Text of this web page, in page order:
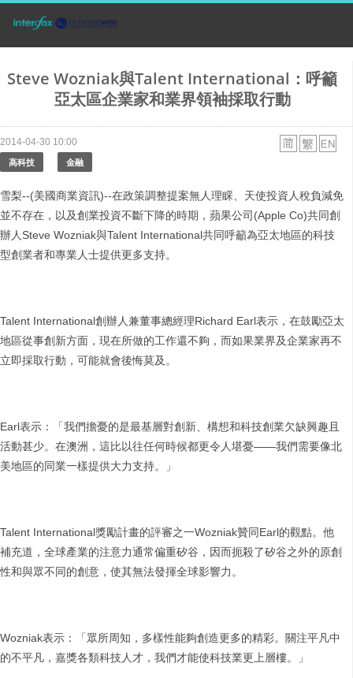
Steve Wozniak與Talent International：呼籲
亞太區企業家和業界領袖採取行動
2014-04-30 10:00
高科技 金融
雪梨--(美國商業資訊)--在政策調整提案無人理睬、天使投資人稅負減免
並不存在，以及創業投資不斷下降的時期，蘋果公司(Apple Co)共同創
辦人Steve Wozniak與Talent International共同呼籲為亞太地區的科技
型創業者和專業人士提供更多支持。
Talent International創辦人兼董事總經理Richard Earl表示，在鼓勵亞太
地區從事創新方面，現在所做的工作還不夠，而如果業界及企業家再不
立即採取行動，可能就會後悔莫及。
Earl表示：「我們擔憂的是最基層對創新、構想和科技創業欠缺興趣且
活動甚少。在澳洲，這比以往任何時候都更令人堪憂——我們需要像北
美地區的同業一樣提供大力支持。」
Talent International獎勵計畫的評審之一Wozniak贊同Earl的觀點。他
補充道，全球產業的注意力通常偏重矽谷，因而扼殺了矽谷之外的原創
性和與眾不同的創意，使其無法發揮全球影響力。
Wozniak表示：「眾所周知，多樣性能夠創造更多的精彩。關注平凡中
的不平凡，嘉獎各類科技人才，我們才能使科技業更上層樓。」